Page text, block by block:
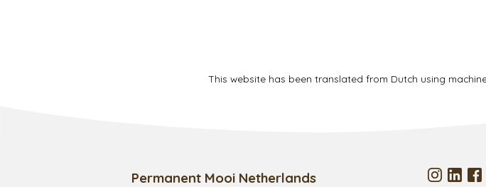
This website has been translated from Dutch using
Permanent Mooi Netherlands